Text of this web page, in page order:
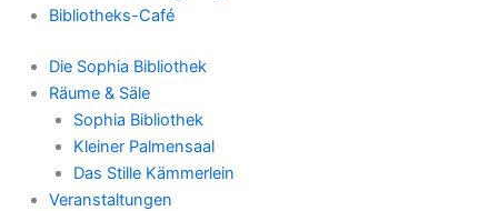
Bibliotheks-Café
Die Sophia Bibliothek
Räume & Säle
Sophia Bibliothek
Kleiner Palmensaal
Das Stille Kämmerlein
Veranstaltungen